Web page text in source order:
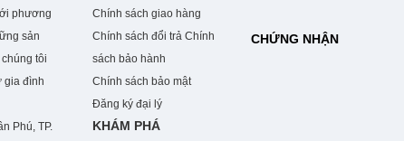
phương
sản
tôi
gia đình
Phú, TP.
Chính sách giao hàng
Chính sách đổi trả Chính
sách bảo hành
Chính sách bảo mật
Đăng ký đại lý
KHÁM PHÁ
CHỨNG NHẬN